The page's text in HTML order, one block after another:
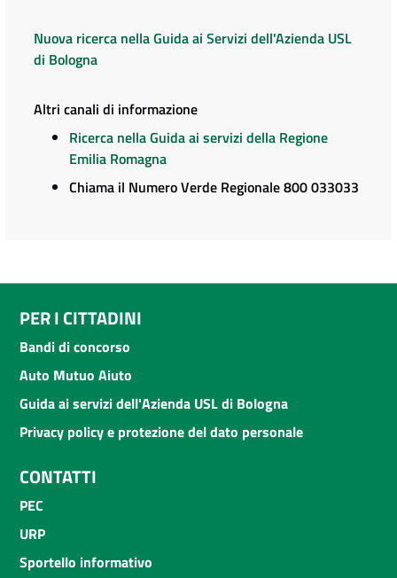
Nuova ricerca nella Guida ai Servizi dell'Azienda USL
di Bologna
Altri canali di informazione
Ricerca nella Guida ai servizi della Regione
Emilia Romagna
Chiama il Numero Verde Regionale 800 033033
PER I CITTADINI
Bandi di concorso
Auto Mutuo Aiuto
Guida ai servizi dell'Azienda USL di Bologna
Privacy policy e protezione del dato personale
CONTATTI
PEC
URP
Sportello informativo